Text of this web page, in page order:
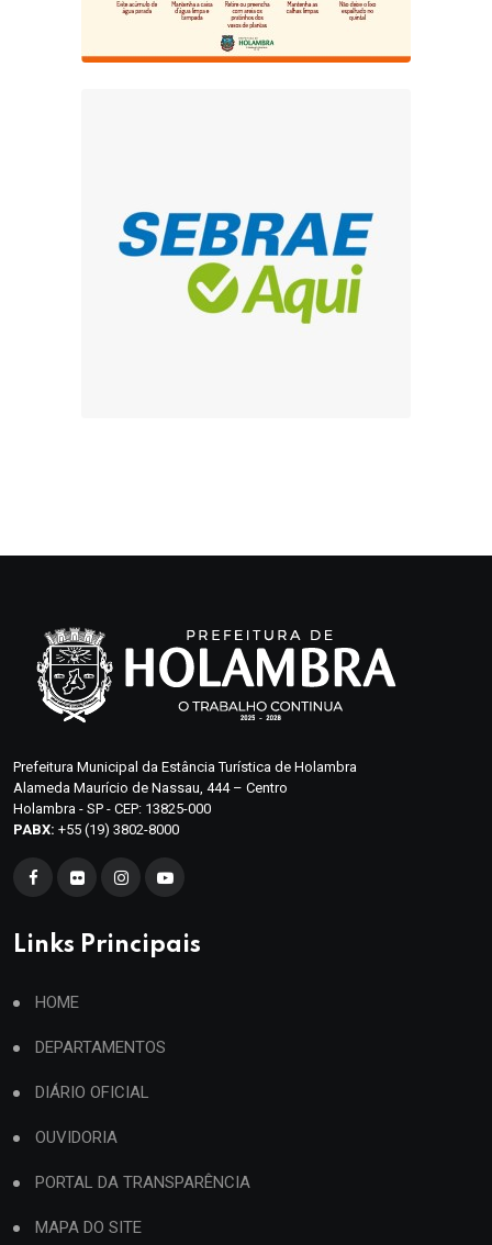
Prefeitura Municipal da Estância Turística de Holambra
Alameda Maurício de Nassau, 444 – Centro
Holambra - SP - CEP: 13825-000
PABX: +55 (19) 3802-8000
Links Principais
HOME
DEPARTAMENTOS
DIÁRIO OFICIAL
OUVIDORIA
PORTAL DA TRANSPARÊNCIA
MAPA DO SITE